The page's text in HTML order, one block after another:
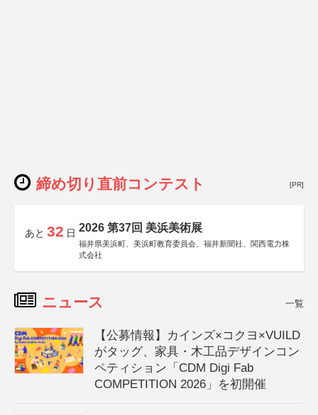
締め切り直前コンテスト [PR]
あと 32 日 2026 第37回 美浜美術展
福井県美浜町、美浜町教育委員会、福井新聞社、関西電力株
式会社
ニュース 一覧
【公募情報】カインズ×コクヨ×VUILD
がタッグ、家具・木工品デザインコン
ペティション「CDM Digi Fab
COMPETITION 2026」を初開催